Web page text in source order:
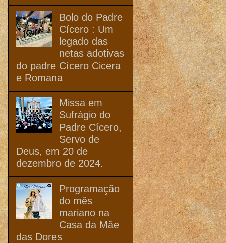
Bolo do Padre
Cícero : Um
legado das
netas adotivas
do padre Cícero Cicera
e Romana
Missa em
Sufrágio do
Padre Cícero,
Servo de
Deus, em 20 de
dezembro de 2024.
Programação
do mês
mariano na
Casa da Mãe
das Dores